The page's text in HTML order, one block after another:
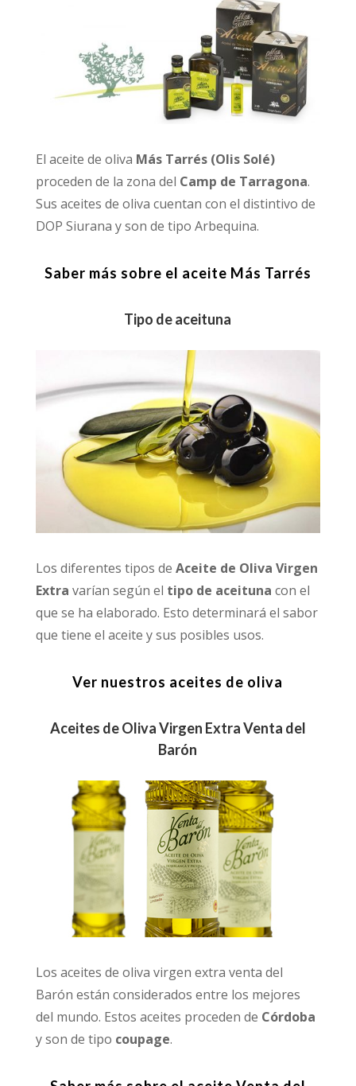
El aceite de oliva Más Tarrés (Olis Solé)
proceden de la zona del Camp de Tarragona.
Sus aceites de oliva cuentan con el distintivo de
DOP Siurana y son de tipo Arbequina.
Saber más sobre el aceite Más Tarrés
Tipo de aceituna
Los diferentes tipos de Aceite de Oliva Virgen
Extra varían según el tipo de aceituna con el
que se ha elaborado. Esto determinará el sabor
que tiene el aceite y sus posibles usos.
Ver nuestros aceites de oliva
Aceites de Oliva Virgen Extra Venta del
Barón
Los aceites de oliva virgen extra venta del
Barón están considerados entre los mejores
del mundo. Estos aceites proceden de Córdoba
y son de tipo coupage.